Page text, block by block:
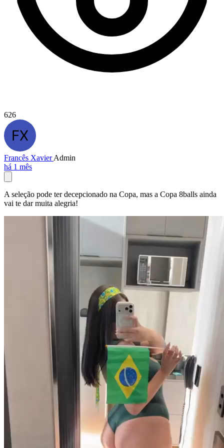
626
Francês XavierAdmin
há 1 mês
A seleção pode ter decepcionado na Copa, mas a Copa 8balls ainda
vai te dar muita alegria!